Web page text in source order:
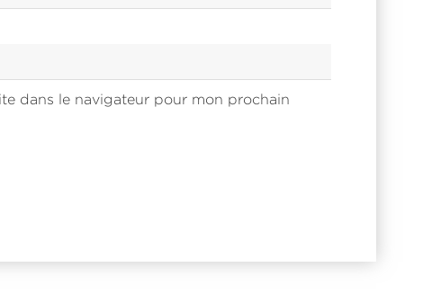
dans le navigateur pour mon prochain